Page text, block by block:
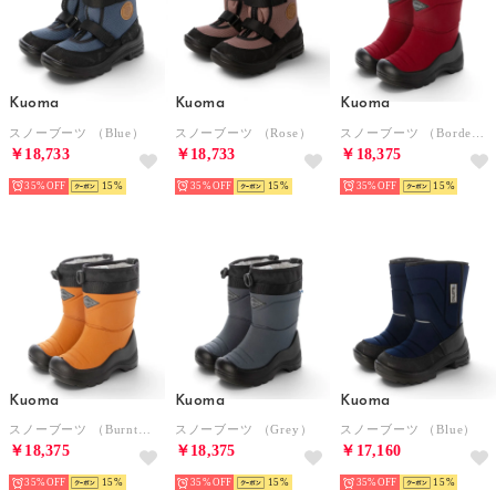
Kuoma
スノーブーツ （Blue）
￥18,733
35% 15
Kuoma
スノーブーツ （Rose）
￥18,733
35% 15
Kuoma
￥18,375
35% 15
Kuoma
￥18,375
35% 15
Kuoma
スノーブーツ （Grey）
￥18,375
35% 15
Kuoma
スノーブーツ （Blue）
￥17,160
35% 15